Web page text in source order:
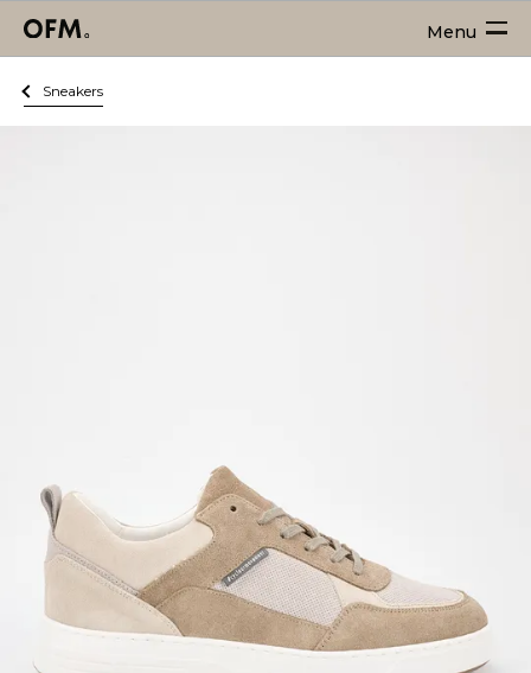
Menu
Sneakers